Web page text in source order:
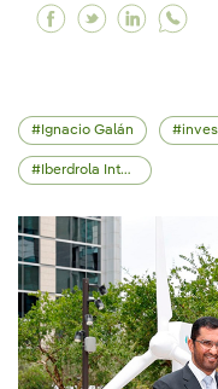
Facebook
Twitter
Ignacio Galán
Iberdrola Internacional